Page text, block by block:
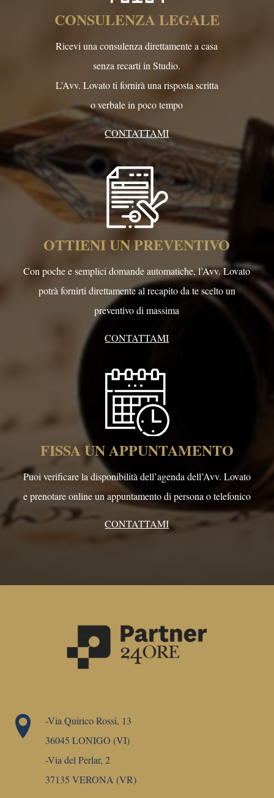
CONSULENZA LEGALE
Ricevi una consulenza direttamente a casa
senza recarti in Studio.
L’Avv. Lovato ti fornirà una risposta scritta
o verbale in poco tempo
CONTATTAMI
OTTIENI UN PREVENTIVO
Con poche e semplici domande automatiche, l’Avv. Lovato
potrà fornirti direttamente al recapito da te scelto un
preventivo di massima
CONTATTAMI
FISSA UN APPUNTAMENTO
Puoi verificare la disponibilità dell’agenda dell’Avv. Lovato
e prenotare online un appuntamento di persona o telefonico
CONTATTAMI
-Via Quirico Rossi, 13
36045 LONIGO (VI)
-Via del Perlar, 2
37135 VERONA (VR)